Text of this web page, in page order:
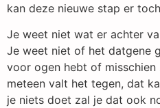
kan deze nieuwe stap er
Je weet niet wat er achter
Je weet niet of het datgene
voor ogen hebt of misschien
meteen valt het tegen, dat
je niets doet zal je dat ook